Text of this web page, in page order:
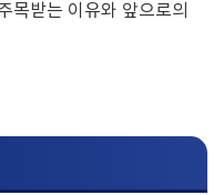
목받는 이유와 앞으로의